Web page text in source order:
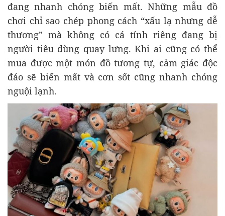
đang nhanh chóng biến mất. Những mẫu đồ
chơi chỉ sao chép phong cách “xấu lạ nhưng dễ
thương” mà không có cá tính riêng đang bị
người tiêu dùng quay lưng. Khi ai cũng có thể
mua được một món đồ tương tự, cảm giác độc
đáo sẽ biến mất và cơn sốt cũng nhanh chóng
nguội lạnh.